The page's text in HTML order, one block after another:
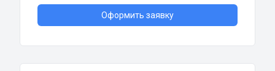
Оформить заявку